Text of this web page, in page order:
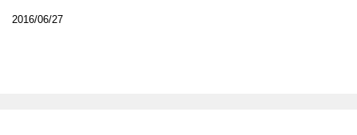
2016/06/27